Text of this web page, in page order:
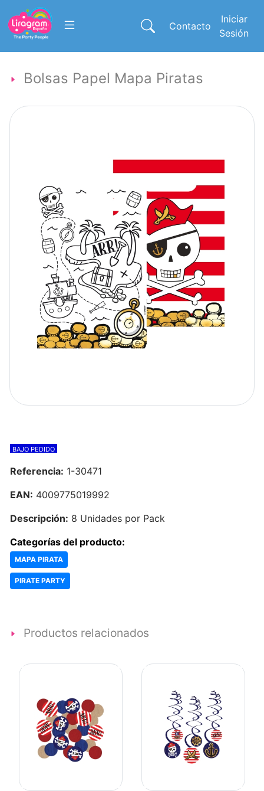
Contacto
Iniciar
Sesión
Bolsas Papel Mapa Piratas
BAJO PEDIDO
Referencia: 1-30471
EAN: 4009775019992
Descripción: 8 Unidades por Pack
Categorías del producto:
MAPA PIRATA
PIRATE PARTY
Productos relacionados